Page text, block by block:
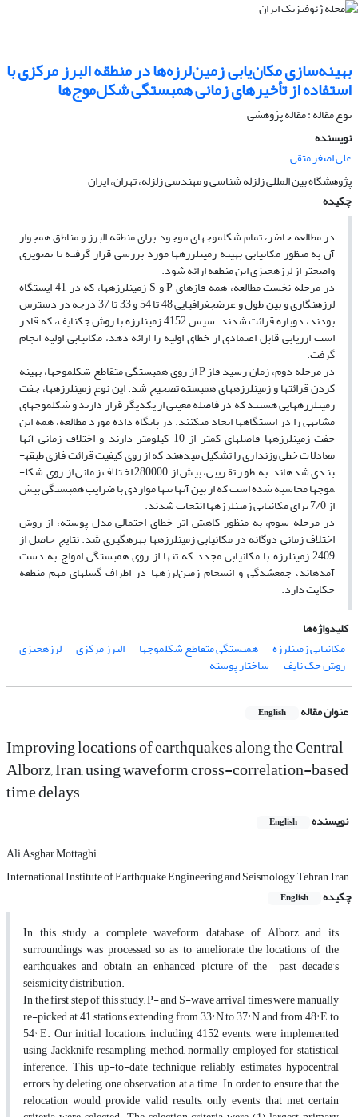
بهینه‌سازی مکان‌یابی زمین‌لرزه‌ها در منطقه البرز مرکزی با
استفاده از تأخیرهای زمانی همبستگی شکل‌موج‌ها
نوع مقاله : مقاله پژوهشی‌
نویسنده
علی اصغر متقی
پژوهشگاه بین المللی زلزله شناسی و مهندسی زلزله، تهران، ایران
چکیده
در مطالعه حاضر، تمام شکل­موج­های موجود برای منطقه البرز و مناطق همجوار
آن به منظور مکان­یابی بهینه زمین­لرزه­ها مورد بررسی قرار گرفته تا تصویری
واضح­تر از لرزه­خیزی این منطقه ارائه شود.
در مرحله نخست مطالعه، همه فازهای P و S زمین­لرزه­ها، که در 41 ایستگاه
لرزه­نگاری و بین طول و عرض­جغرافیایی 48 تا 54 و 33 تا 37 درجه در دسترس
بودند، دوباره قرائت شدند. سپس 4152 زمین­لرزه با روش جک­نایف، که قادر
است ارزیابی قابل اعتمادی از خطای اولیه را ارائه دهد، مکان­یابی اولیه انجام
گرفت.
در مرحله دوم، زمان رسید فاز P از روی همبستگی متقاطع شکل­موج­ها، بهینه
کردن قرائت­ها و زمین­لرزه­های همبسته تصحیح شد. این نوع زمین­لرزه­ها، جفت
زمین­لرزه­هایی هستند که در فاصله معینی از یکدیگر قرار دارند و شکل­موج­های
مشابهی را در ایستگاه­ها ایجاد می­کنند. در پایگاه داده مورد مطالعه، همه این
جفت زمین­لرزه­ها فاصله­ای کمتر از 10 کیلومتر دارند و اختلاف زمانی آنها
معادلات خطی وزن­داری را تشکیل می­دهند که از روی کیفیت قرائت فازی طبقه­
بندی شده­اند. به طور تقریبی، بیش از 280000 اختلاف زمانی از روی شکل­
موج­ها محاسبه شده است که از بین آنها تنها مواردی با ضرایب همبستگی بیش
از 7/0 برای مکان­یابی زمین­لرزه­ها انتخاب شدند.
در مرحله سوم، به منظور کاهش اثر خطای احتمالی مدل پوسته، از روش
اختلاف زمانی دوگانه در مکان­یابی زمین­لرزه­ها بهره­گیری شد. نتایج حاصل از
2409 زمین­لرزه با مکان­یابی مجدد که تنها از روی همبستگی امواج به دست
آمده­اند، جمع­شدگی و انسجام زمین‌لرزه­ها در اطراف گسل­های مهم منطقه
حکایت دارد.
کلیدواژه‌ها
مکان­یابی زمین­لرزه
همبستگی متقاطع شکل­موج­ها البرز مرکزی لرزه­خیزی
روش جک نایف ساختار پوسته
عنوان مقاله English
Improving locations of earthquakes along the Central
Alborz, Iran, using waveform cross-correlation-based
time delays
نویسنده English
Ali Asghar Mottaghi
International Institute of Earthquake Engineering and Seismology, Tehran, Iran
چکیده
English
In this study, a complete waveform database of Alborz and its
surroundings was processed so as to ameliorate the locations of the
earthquakes and obtain an enhanced picture of the past decade’s
seismicity distribution.
In the first step of this study, P- and S-wave arrival times were manually
re-picked at 41 stations extending from 33° N to 37° N and from 48° E to
54° E. Our initial locations, including 4152 events, were implemented
using Jackknife resampling method, normally employed for statistical
inference. This up-to-date technique reliably estimates hypocentral
errors by deleting one observation at a time. In order to ensure that the
relocation would provide valid results, only events that met certain